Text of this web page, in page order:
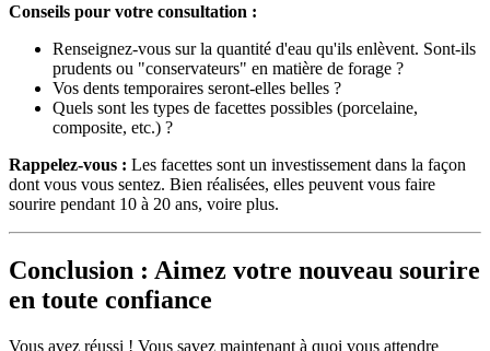
Conseils pour votre consultation :
Renseignez-vous sur la quantité d'eau qu'ils enlèvent. Sont-ils
prudents ou "conservateurs" en matière de forage ?
Vos dents temporaires seront-elles belles ?
Quels sont les types de facettes possibles (porcelaine,
composite, etc.) ?
Rappelez-vous : Les facettes sont un investissement dans la façon
dont vous vous sentez. Bien réalisées, elles peuvent vous faire
sourire pendant 10 à 20 ans, voire plus.
Conclusion : Aimez votre nouveau sourire
en toute confiance
Vous avez réussi ! Vous savez maintenant à quoi vous attendre